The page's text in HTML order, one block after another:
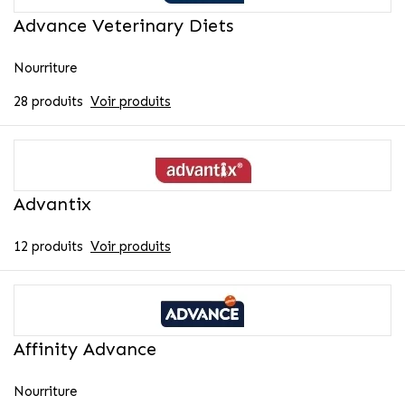
Advance Veterinary Diets
Nourriture
28 produits Voir produits
Advantix
12 produits Voir produits
Affinity Advance
Nourriture